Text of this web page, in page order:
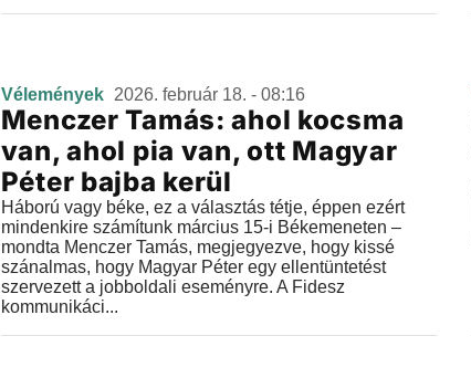
Vélemények 2026. február 18. - 08:16
Menczer Tamás: ahol kocsma
van, ahol pia van, ott Magyar
Péter bajba kerül
Háború vagy béke, ez a választás tétje, éppen ezért
mindenkire számítunk március 15-i Békemeneten –
mondta Menczer Tamás, megjegyezve, hogy kissé
szánalmas, hogy Magyar Péter egy ellentüntetést
szervezett a jobboldali eseményre. A Fidesz
kommunikáci...